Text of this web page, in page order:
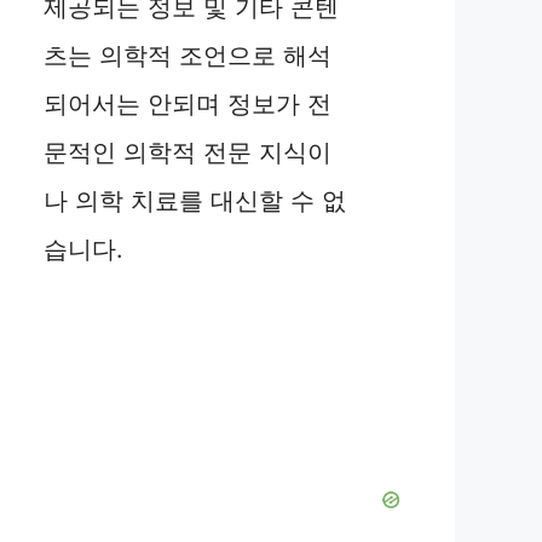
제공되는 정보 및 기타 콘텐
츠는 의학적 조언으로 해석
되어서는 안되며 정보가 전
문적인 의학적 전문 지식이
나 의학 치료를 대신할 수 없
습니다.